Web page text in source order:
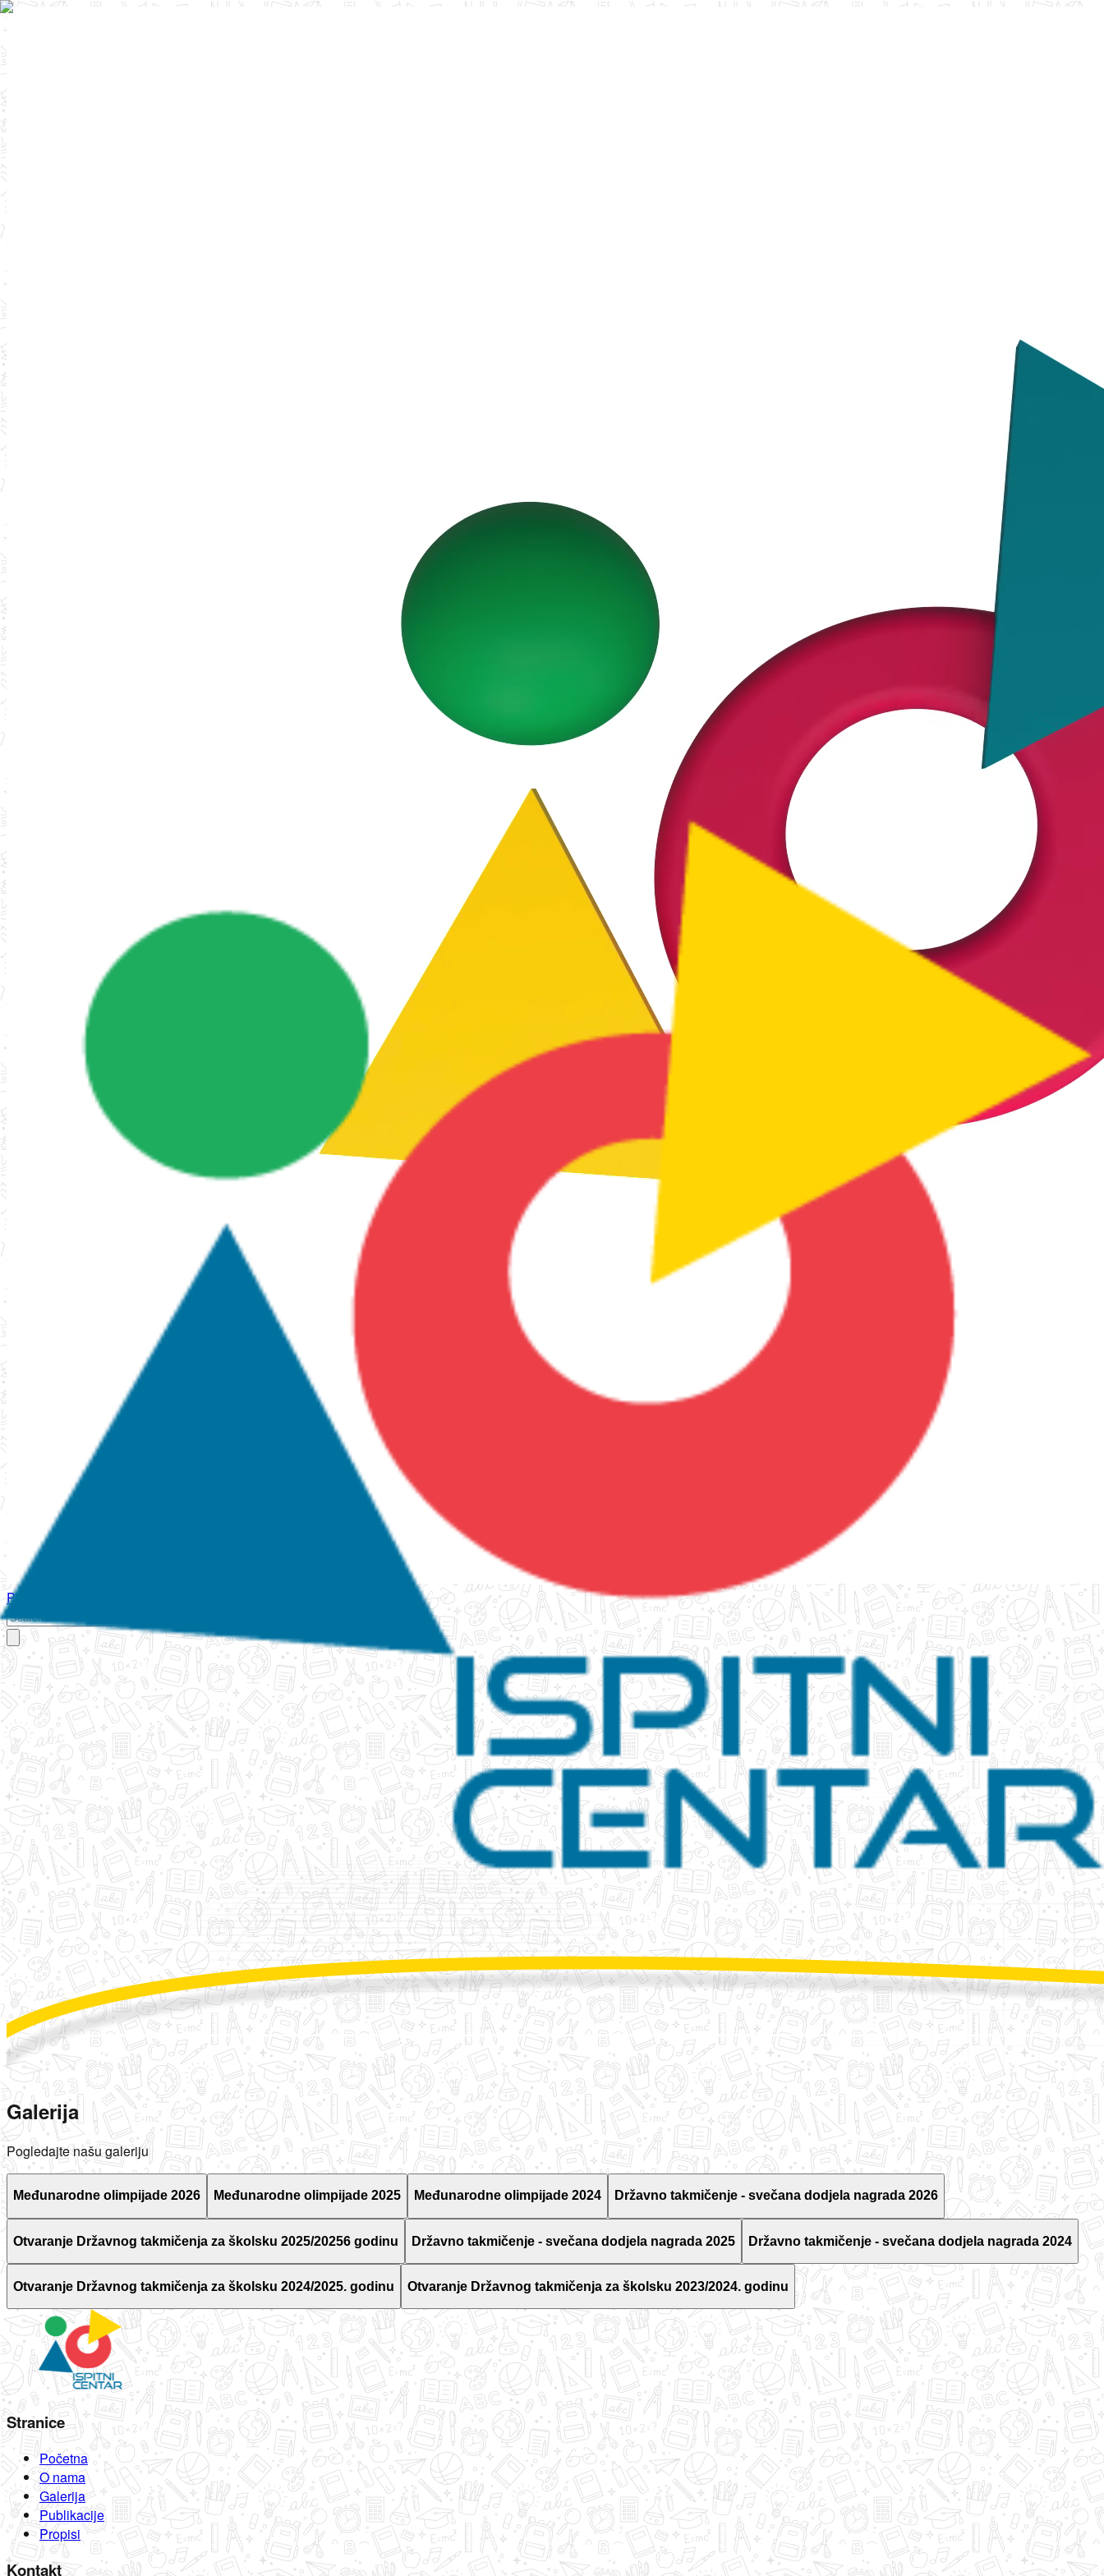
Početna
Galerija
Pogledajte našu galeriju
Međunarodne olimpijade 2026 Međunarodne olimpijade 2025 Međunarodne olimpijade 2024 Državno takmičenje - svečana dodjela nagrada 2026
Otvaranje Državnog takmičenja za školsku 2025/20256 godinu Državno takmičenje - svečana dodjela nagrada 2025 Državno takmičenje - svečana dodjela nagrada 2024
Otvaranje Državnog takmičenja za školsku 2024/2025. godinu Otvaranje Državnog takmičenja za školsku 2023/2024. godinu
Stranice
Početna
O nama
Galerija
Publikacije
Propisi
Kontakt